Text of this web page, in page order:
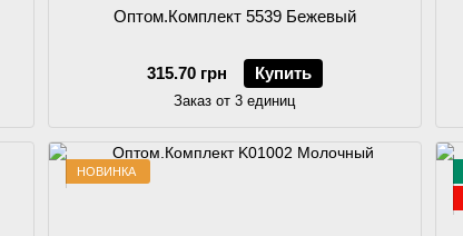
Оптом.Комплект 5539 Бежевый
315.70 грн Купить
Заказ от 3 единиц
НОВИНКА